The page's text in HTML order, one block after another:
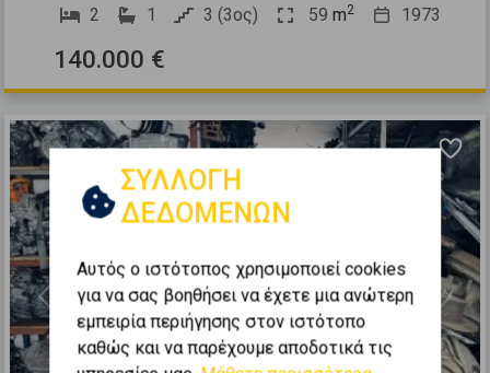
2
1 3 (3ος) 59 m2 1973
140.000 €
Previous Next
ΣΥΛΛΟΓΗ
ΔΕΔΟΜΕΝΩΝ
Αυτός ο ιστότοπος χρησιμοποιεί cookies
για να σας βοηθήσει να έχετε μια ανώτερη
εμπειρία περιήγησης στον ιστότοπο
καθώς και να παρέχουμε αποδοτικά τις